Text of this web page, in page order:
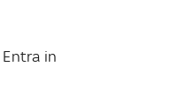
Entra in